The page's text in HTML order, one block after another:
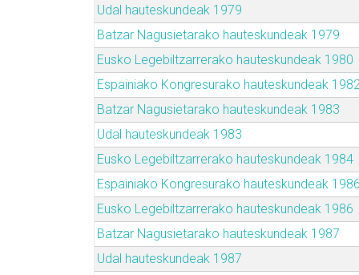
Udal hauteskundeak 1979
Batzar Nagusietarako hauteskundeak 1979
Eusko Legebiltzarrerako hauteskundeak 1980
Espainiako Kongresurako hauteskundeak
Batzar Nagusietarako hauteskundeak 1983
Udal hauteskundeak 1983
Eusko Legebiltzarrerako hauteskundeak 1984
Espainiako Kongresurako hauteskundeak 1986
Eusko Legebiltzarrerako hauteskundeak 1986
Batzar Nagusietarako hauteskundeak 1987
Udal hauteskundeak 1987